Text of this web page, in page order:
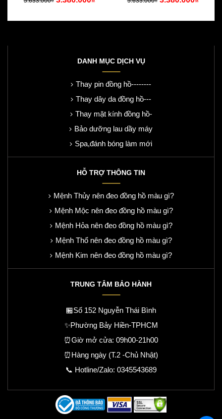
DANH MỤC DỊCH VỤ
Thay pin đồng hồ--------
Thay dây da đồng hồ---
Thay mặt kính đồng hồ-
Bảo dưỡng lau dầy máy
Spa,đánh bóng làm mới
HỖ TRỢ THÔNG TIN
Mệnh Thủy nên đeo đồng hồ màu gì?
Mệnh Mộc nên đeo đồng hồ màu gì?
Mệnh Hỏa nên đeo đồng hồ màu gì?
Mệnh Thổ nên đeo đồng hồ màu gì?
Mệnh Kim nên đeo đồng hồ màu gì?
TRUNG TÂM BẢO HÀNH
🏪Số 152 Nguyễn Thái Bình
✨Phường Bảy Hiền-TPHCM
⏰Giờ mở cửa: 09h00-21h00
⏰Hàng ngày (T.2 -Chủ Nhật)
📞 Hotline/Zalo: 0345543689